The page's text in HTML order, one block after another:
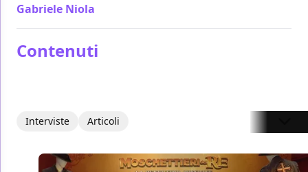
Gabriele Niola
Contenuti
Interviste Articoli